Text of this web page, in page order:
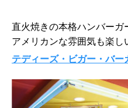
直火焼きの本格ハンバーガ
アメリカンな雰囲気も楽し
テディーズ・ビガー・バー